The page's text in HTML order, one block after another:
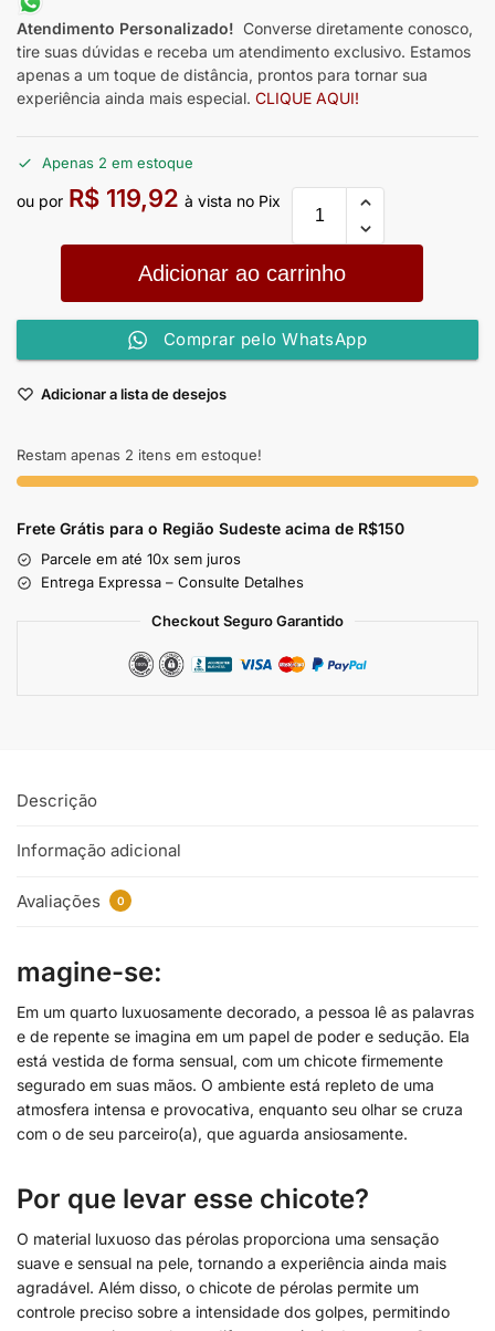
Atendimento Personalizado! Converse diretamente conosco,
tire suas dúvidas e receba um atendimento exclusivo. Estamos
apenas a um toque de distância, prontos para tornar sua
experiência ainda mais especial. CLIQUE AQUI!
Apenas 2 em estoque
ou por R$ 119,92 à vista no Pix
Adicionar ao carrinho
Comprar pelo WhatsApp
Adicionar a lista de desejos
Restam apenas 2 itens em estoque!
Frete Grátis para o Região Sudeste acima de R$150
Parcele em até 10x sem juros
Entrega Expressa – Consulte Detalhes
Checkout Seguro Garantido
Descrição
Informação adicional
Avaliações 0
magine-se:
Em um quarto luxuosamente decorado, a pessoa lê as palavras
e de repente se imagina em um papel de poder e sedução. Ela
está vestida de forma sensual, com um chicote firmemente
segurado em suas mãos. O ambiente está repleto de uma
atmosfera intensa e provocativa, enquanto seu olhar se cruza
com o de seu parceiro(a), que aguarda ansiosamente.
Por que levar esse chicote?
O material luxuoso das pérolas proporciona uma sensação
suave e sensual na pele, tornando a experiência ainda mais
agradável. Além disso, o chicote de pérolas permite um
controle preciso sobre a intensidade dos golpes, permitindo